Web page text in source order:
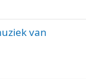
a
van